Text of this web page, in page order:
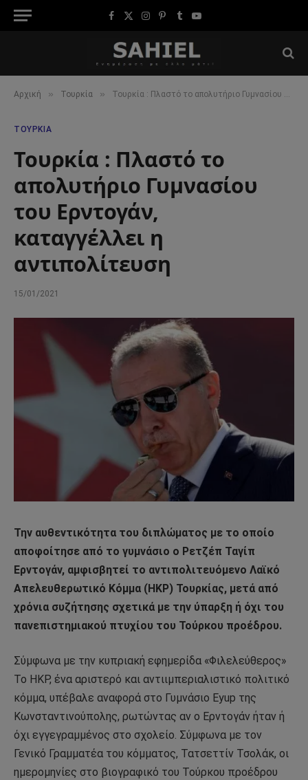
Facebook
X
Instagram
Pinterest
TumblrYouTube
Αρχική » Τουρκία » Τουρκία : Πλαστό το απολυτήριο Γυμνασίου του Ερντογάν, καταγγέλλει η αντιπολίτευση
ΤΟΥΡΚΊΑ
Τουρκία : Πλαστό το
απολυτήριο Γυμνασίου
του Ερντογάν,
καταγγέλλει η
αντιπολίτευση
15/01/2021
Την αυθεντικότητα του διπλώματος με το οποίο
αποφοίτησε από το γυμνάσιο ο Ρετζέπ Ταγίπ
Ερντογάν, αμφισβητεί το αντιπολιτευόμενο Λαϊκό
Απελευθερωτικό Κόμμα (HKP) Τουρκίας, μετά από
χρόνια συζήτησης σχετικά με την ύπαρξη ή όχι του
πανεπιστημιακού πτυχίου του Τούρκου προέδρου.
Σύμφωνα με την κυπριακή εφημερίδα «Φιλελεύθερος»
Το HKP, ένα αριστερό και αντιιμπεριαλιστικό πολιτικό
κόμμα, υπέβαλε αναφορά στο Γυμνάσιο Eyup της
Κωνσταντινούπολης, ρωτώντας αν ο Ερντογάν ήταν ή
όχι εγγεγραμμένος στο σχολείο. Σύμφωνα με τον
Γενικό Γραμματέα του κόμματος, Τατσεττίν Τσολάκ, οι
ημερομηνίες στο βιογραφικό του Τούρκου προέδρου